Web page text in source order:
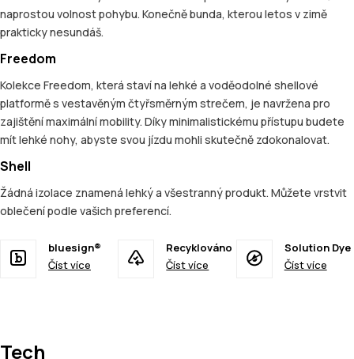
naprostou volnost pohybu. Konečně bunda, kterou letos v zimě
prakticky nesundáš.
Freedom
Kolekce Freedom, která staví na lehké a voděodolné shellové
platformě s vestavěným čtyřsměrným strečem, je navržena pro
zajištění maximální mobility. Díky minimalistickému přístupu budete
mít lehké nohy, abyste svou jízdu mohli skutečně zdokonalovat.
Shell
Žádná izolace znamená lehký a všestranný produkt. Můžete vrstvit
oblečení podle vašich preferencí.
bluesign®
Číst více
Recyklováno
Číst více
Solution Dye
Číst více
Tech